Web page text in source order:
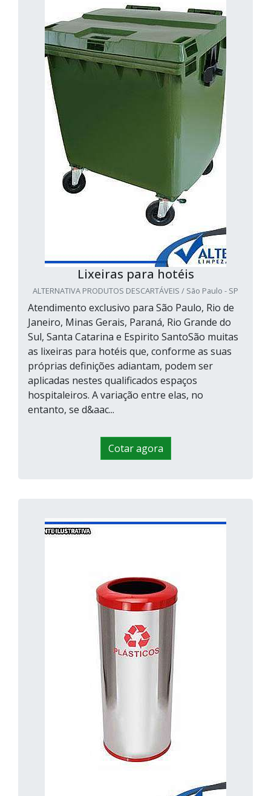
Lixeiras para hotéis
ALTERNATIVA PRODUTOS DESCARTÁVEIS / São Paulo - SP
Atendimento exclusivo para São Paulo, Rio de
Janeiro, Minas Gerais, Paraná, Rio Grande do
Sul, Santa Catarina e Espirito SantoSão muitas
as lixeiras para hotéis que, conforme as suas
próprias definições adiantam, podem ser
aplicadas nestes qualificados espaços
hospitaleiros. A variação entre elas, no
entanto, se d&aac...
Cotar agora